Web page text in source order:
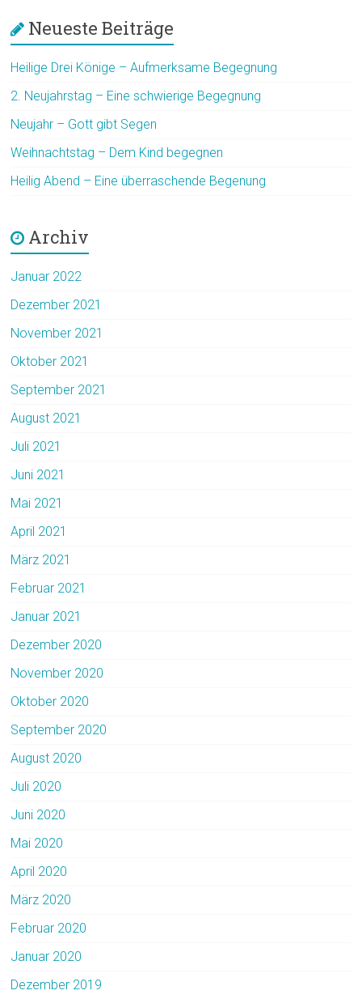
Neueste Beiträge
Heilige Drei Könige – Aufmerksame Begegnung
2. Neujahrstag – Eine schwierige Begegnung
Neujahr – Gott gibt Segen
Weihnachtstag – Dem Kind begegnen
Heilig Abend – Eine überraschende Begenung
Archiv
Januar 2022
Dezember 2021
November 2021
Oktober 2021
September 2021
August 2021
Juli 2021
Juni 2021
Mai 2021
April 2021
März 2021
Februar 2021
Januar 2021
Dezember 2020
November 2020
Oktober 2020
September 2020
August 2020
Juli 2020
Juni 2020
Mai 2020
April 2020
März 2020
Februar 2020
Januar 2020
Dezember 2019